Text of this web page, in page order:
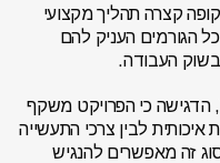
קצרה תהליך מקצועי
כל הגורמים העניק להם
העבודה.
הדגישה כי הפרויקט משקף
לבין צרכי התעשייה
זה מאפשרים להנגיש